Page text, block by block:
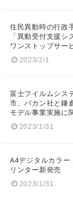
住民異動時の行政
「異動受付支援シ
ワンストップサー
2023/2/1
富士フイルムシス
市、バカン社と鎌
モデル事業実施に
2023/1/31
A4デジタルカラー
リンター新発売
2023/1/31